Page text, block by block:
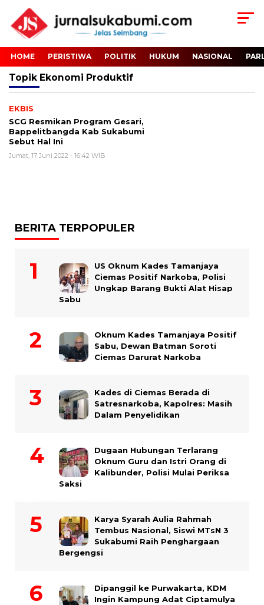
HOME PERISTIWA POLITIK HUKUM NASIONAL
Topik Ekonomi Produktif
EKBIS
SCG Resmikan Program Gesari,
Bappelitbangda Kab Sukabumi
Sebut Hal Ini
Jumat, 17 Juni 2022 - 16:42 WIB
BERITA TERPOPULER
US Oknum Kades Tamanjaya
Ciemas Positif Narkoba, Polisi
Ungkap Barang Bukti Alat Hisap
Sabu
Oknum Kades Tamanjaya Positif
Sabu, Dewan Batman Soroti
Ciemas Darurat Narkoba
Kades di Ciemas Berada di
Satresnarkoba, Kapolres: Masih
Dalam Penyelidikan
Dugaan Hubungan Terlarang
Oknum Guru dan Istri Orang di
Kalibunder, Polisi Mulai Periksa
Saksi
Karya Syarah Aulia Rahmah
Tembus Nasional, Siswi MTsN 3
Sukabumi Raih Penghargaan
Bergengsi
Dipanggil ke Purwakarta, KDM
Ingin Kampung Adat Ciptamulya